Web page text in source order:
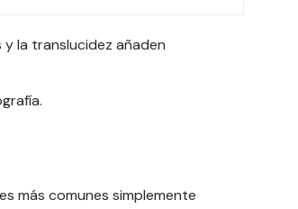
y la translucidez añaden
más comunes simplemente